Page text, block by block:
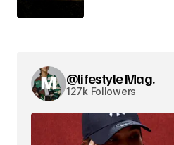
@lifestyle Mag.
127k Followers